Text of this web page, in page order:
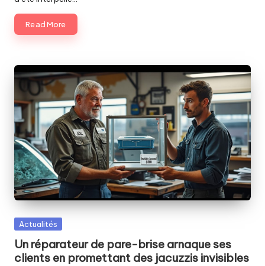
Read More
Posted
Actualités
Un réparateur de pare-brise arnaque ses
clients en promettant des jacuzzis invisibles